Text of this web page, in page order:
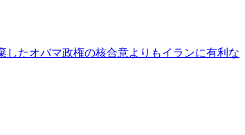
したオバマ政権の核合意よりもイランに有利な